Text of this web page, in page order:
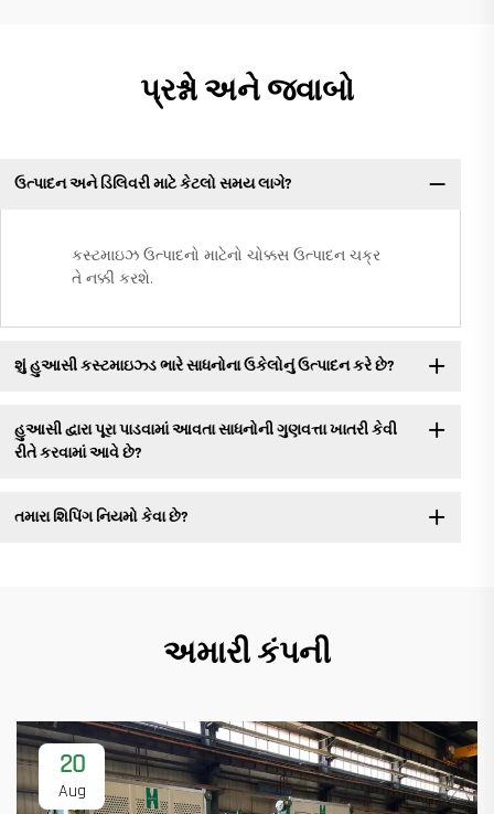
પ્રશ્નો અને જવાબો
ઉત્પાદન અને ડિલિવરી માટે કેટલો સમય લાગે?
કસ્ટમાઇઝ ઉત્પાદનો માટેનો ચોક્કસ ઉત્પાદન ચક્ર
તે નક્કી કરશે.
શું હુઆસી કસ્ટમાઇઝ્ડ ભારે સાધનોના ઉકેલોનું ઉત્પાદન કરે છે?
હુઆસી દ્વારા પૂરા પાડવામાં આવતા સાધનોની ગુણવત્તા ખાતરી કેવી
રીતે કરવામાં આવે છે?
તમારા શિપિંગ નિયમો કેવા છે?
અમારી કંપની
20
Aug